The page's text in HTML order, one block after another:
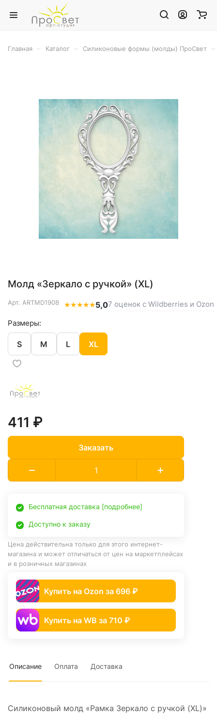
Главная Каталог Силиконовые формы (молды) ПроСвет
Молд «Зеркало с ручкой» (XL)
Арт. ARTMD1908 ★★★★★5,07 оценок с Wildberries и Ozon
Размеры:
S M L XL
411 ₽
Заказать
Бесплатная доставка [подробнее]
Доступно к заказу
Цена действительна только для этого интернет-
магазина и может отличаться от цен на маркетплейсах
и в розничных магазинах
Купить на Ozon за 696 ₽
Купить на WB за 710 ₽
Описание Оплата Доставка
Силиконовый молд «Рамка Зеркало с ручкой (XL)»